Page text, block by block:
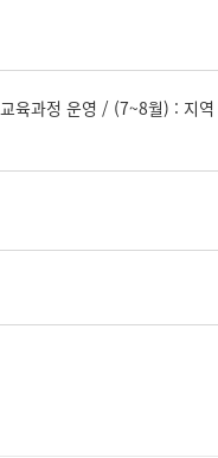
육과정 운영 / (7~8월) : 지